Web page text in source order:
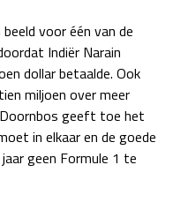
30 okt - 01 nov
za 19:00 - 20:00
zo 18:00 - 20:00
20 - 22 nov
voor één van de
Indiër Narain
dollar betaalde. Ook
miljoen over meer
geeft toe het
in elkaar en de goede
geen Formule 1 te